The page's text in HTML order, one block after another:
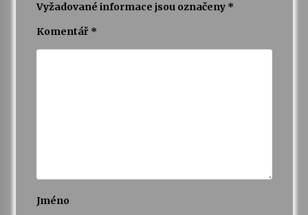
Želiv
Vyžadované informace jsou označeny *
Komentář *
Jméno